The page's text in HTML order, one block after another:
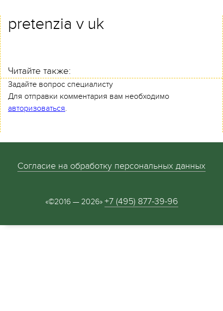
pretenzia v uk
Читайте также:
Задайте вопрос специалисту
Для отправки комментария вам необходимо
авторизоваться.
Согласие на обработку персональных данных
«©2016 — 2026» +7 (495) 877-39-96